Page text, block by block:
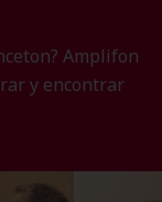
Amplifon
y encontrar